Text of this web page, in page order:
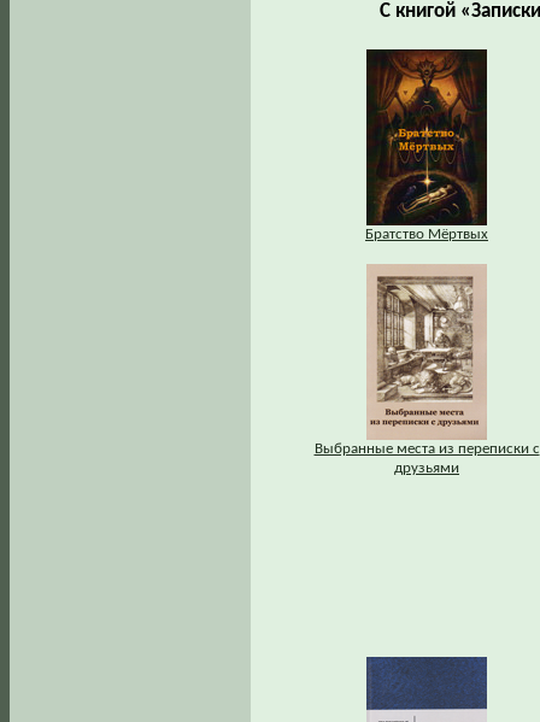
С книгой
Братство Мёртвых
Выбранные места из переписки с
друзьями